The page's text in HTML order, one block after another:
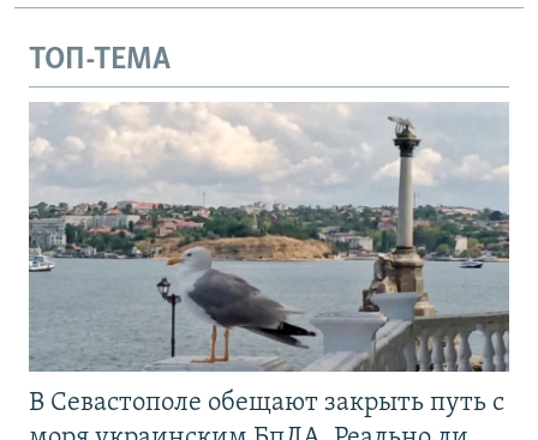
ТОП-ТЕМА
В Севастополе обещают закрыть путь с